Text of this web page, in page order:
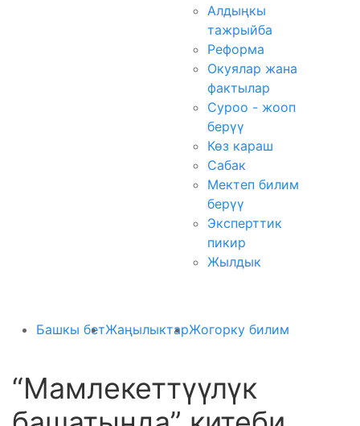
Алдыңкы
тажрыйба
Реформа
Окуялар жана
фактылар
Суроо - жооп
берүү
Көз караш
Сабак
Мектеп билим
берүү
Эксперттик
пикир
Жылдык
Башкы бетЖаңылыктарЖогорку билим
“Мамлекеттүүлүк